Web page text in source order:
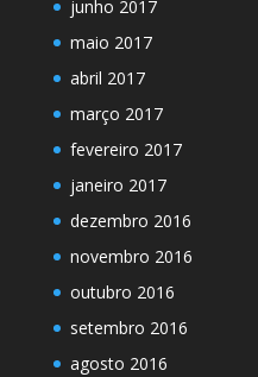
junho 2017
maio 2017
abril 2017
março 2017
fevereiro 2017
janeiro 2017
dezembro 2016
novembro 2016
outubro 2016
setembro 2016
agosto 2016